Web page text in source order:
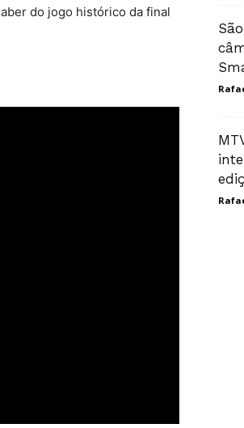
do jogo histórico da final